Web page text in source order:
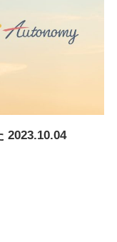
2023.10.04